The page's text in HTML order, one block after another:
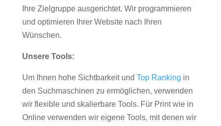
Ihre Zielgruppe ausgerichtet. Wir programmieren
und optimieren Ihrer Website nach Ihren
Wünschen.
Unsere Tools:
Um Ihnen hohe Sichtbarkeit und Top Ranking in
den Suchmaschinen zu ermöglichen, verwenden
wir flexible und skalierbare Tools. Für Print wie in
Online verwenden wir eigene Tools, mit denen wir